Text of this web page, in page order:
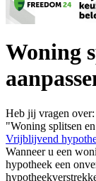
Woning
Heb jij vragen over:
"Woning splitsen
Vrijblijvend
Wanneer u een
hypotheek een